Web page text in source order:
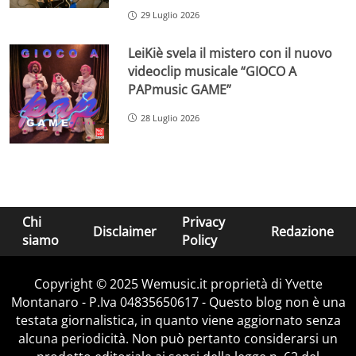
29 Luglio 2026
LeiKiè svela il mistero con il nuovo
videoclip musicale “GIOCO A
PAPmusic GAME”
28 Luglio 2026
Chi
siamo
Disclaimer
Privacy
Policy
Redazione
Copyright © 2025 Wemusic.it proprietà di Yvette
Montanaro - P.Iva 04835650617 - Questo blog non è una
testata giornalistica, in quanto viene aggiornato senza
alcuna periodicità. Non può pertanto considerarsi un